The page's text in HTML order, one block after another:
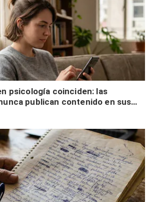
psicología coinciden: las
publican contenido en sus
pretenden buscar validación